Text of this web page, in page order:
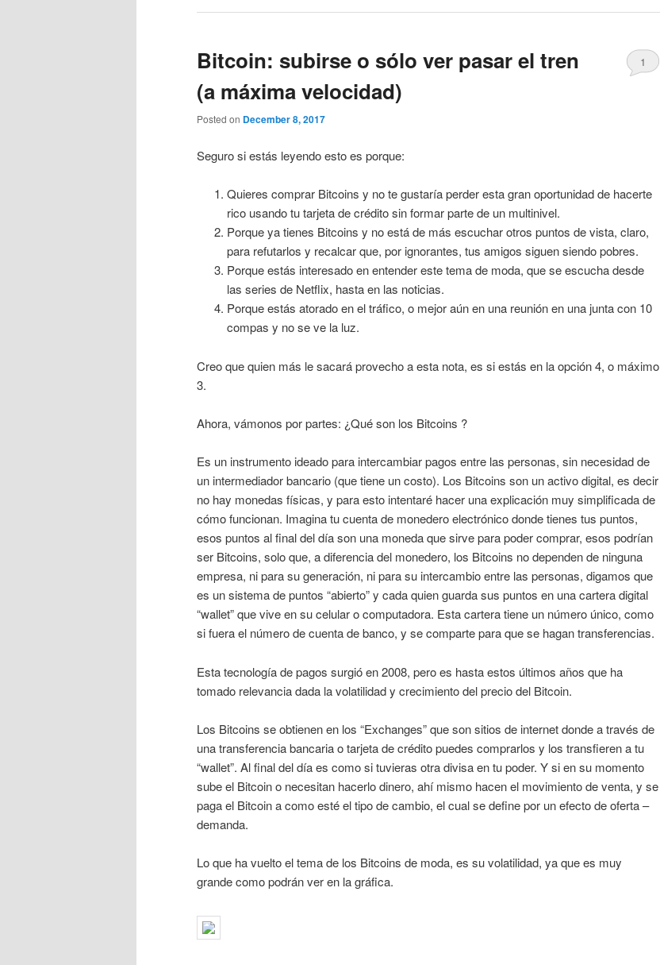
Bitcoin: subirse o sólo ver pasar el tren
(a máxima velocidad)
Posted on December 8, 2017
1
Seguro si estás leyendo esto es porque:
Quieres comprar Bitcoins y no te gustaría perder esta gran oportunidad de hacerte
rico usando tu tarjeta de crédito sin formar parte de un multinivel.
Porque ya tienes Bitcoins y no está de más escuchar otros puntos de vista, claro,
para refutarlos y recalcar que, por ignorantes, tus amigos siguen siendo pobres.
Porque estás interesado en entender este tema de moda, que se escucha desde
las series de Netflix, hasta en las noticias.
Porque estás atorado en el tráfico, o mejor aún en una reunión en una junta con 10
compas y no se ve la luz.
Creo que quien más le sacará provecho a esta nota, es si estás en la opción 4, o máximo
3.
Ahora, vámonos por partes: ¿Qué son los Bitcoins ?
Es un instrumento ideado para intercambiar pagos entre las personas, sin necesidad de
un intermediador bancario (que tiene un costo). Los Bitcoins son un activo digital, es decir
no hay monedas físicas, y para esto intentaré hacer una explicación muy simplificada de
cómo funcionan. Imagina tu cuenta de monedero electrónico donde tienes tus puntos,
esos puntos al final del día son una moneda que sirve para poder comprar, esos podrían
ser Bitcoins, solo que, a diferencia del monedero, los Bitcoins no dependen de ninguna
empresa, ni para su generación, ni para su intercambio entre las personas, digamos que
es un sistema de puntos “abierto” y cada quien guarda sus puntos en una cartera digital
“wallet” que vive en su celular o computadora. Esta cartera tiene un número único, como
si fuera el número de cuenta de banco, y se comparte para que se hagan transferencias.
Esta tecnología de pagos surgió en 2008, pero es hasta estos últimos años que ha
tomado relevancia dada la volatilidad y crecimiento del precio del Bitcoin.
Los Bitcoins se obtienen en los “Exchanges” que son sitios de internet donde a través de
una transferencia bancaria o tarjeta de crédito puedes comprarlos y los transfieren a tu
“wallet”. Al final del día es como si tuvieras otra divisa en tu poder. Y si en su momento
sube el Bitcoin o necesitan hacerlo dinero, ahí mismo hacen el movimiento de venta, y se
paga el Bitcoin a como esté el tipo de cambio, el cual se define por un efecto de oferta –
demanda.
Lo que ha vuelto el tema de los Bitcoins de moda, es su volatilidad, ya que es muy
grande como podrán ver en la gráfica.